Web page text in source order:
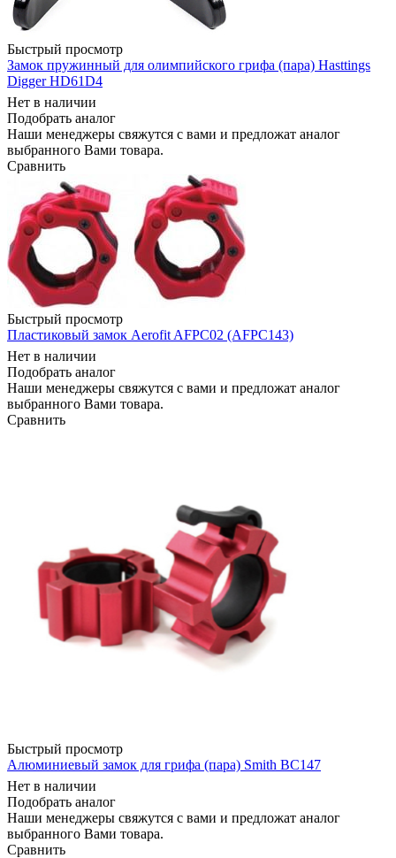
Быстрый просмотр
Замок пружинный для олимпийского грифа (пара) Hasttings
Digger HD61D4
Нет в наличии
Подобрать аналог
Наши менеджеры свяжутся с вами и предложат аналог
выбранного Вами товара.
Сравнить
Быстрый просмотр
Пластиковый замок Aerofit AFPC02 (AFPC143)
Нет в наличии
Подобрать аналог
Наши менеджеры свяжутся с вами и предложат аналог
выбранного Вами товара.
Сравнить
Быстрый просмотр
Алюминиевый замок для грифа (пара) Smith BC147
Нет в наличии
Подобрать аналог
Наши менеджеры свяжутся с вами и предложат аналог
выбранного Вами товара.
Сравнить